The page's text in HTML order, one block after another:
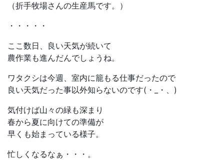
（折手牧場さんの生産馬です。）
・・・・・
ここ数日、良い天気が続いて
農作業も進んだんでしょうね。
ワタクシは今週、室内に籠もる仕事だったので
良い天気だった事以外知らないのです(・_・、)
気付けば山々の緑も深まり
春から夏に向けての準備が
早くも始まっている様子。
忙しくなるなぁ・・・。